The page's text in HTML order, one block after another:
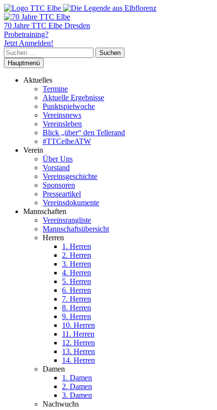
70 Jahre TTC Elbe Dresden
Probetraining?
Jetzt Anmelden!
Suchen
nach:
Hauptmenü
Aktuelles
Termine
Aktuelle Ergebnisse
Punktspielwoche
Vereinsnews
Vereinsleben
Blick „über“ den Tellerand
#TTCelbeATW
Verein
Über Uns
Vorstand
Vereinsgeschichte
Sponsoren
Presseartikel
Vereinsdokumente
Mannschaften
Vereinsrangliste
Mannschaftsübersicht
Herren
1. Herren
2. Herren
3. Herren
4. Herren
5. Herren
6. Herren
7. Herren
8. Herren
9. Herren
10. Herren
11. Herren
12. Herren
13. Herren
14. Herren
Damen
1. Damen
2. Damen
3. Damen
Nachwuchs